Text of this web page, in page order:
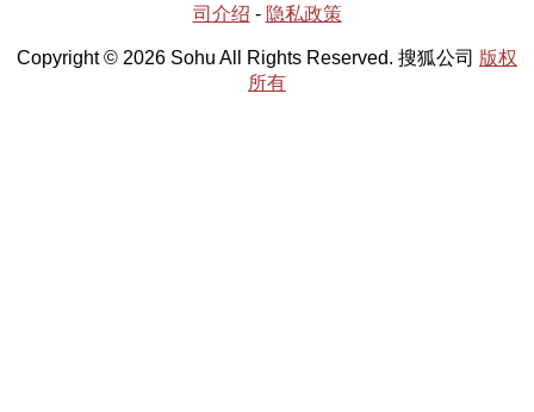
司介绍 - 隐私政策
Copyright © 2026 Sohu All Rights Reserved. 搜狐公司 版权
所有